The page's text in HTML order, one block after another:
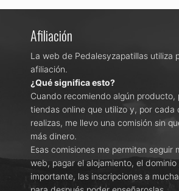
Afiliación
La web de Pedalesyzapatillas utiliza
afiliación.
¿Qué significa esto?
Cuando recomiendo algún producto,
tiendas online que utilizo y, por cada
realizas, me llevo una comisión sin
más dinero.
Esas comisiones me permiten seguir
web, pagar el alojamiento, el
importante, las inscripciones a